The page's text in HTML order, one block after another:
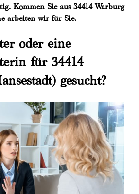
Kommen Sie aus 34414 Warburg
arbeiten wir für Sie.
oder eine
für 34414
gesucht?